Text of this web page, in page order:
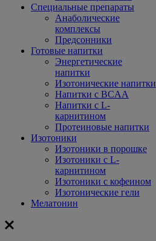
Специальные препараты
Анаболические
комплексы
Предсонники
Готовые напитки
Энергетические
напитки
Изотонические напитки
Напитки с BCAA
Напитки с L-
карнитином
Протеиновые напитки
Изотоники
Изотоники в порошке
Изотоники с L-
карнитином
Изотоники с кофеином
Изотонические гели
Мелатонин